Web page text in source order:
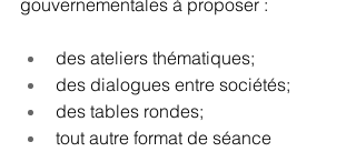
gouvernementales à proposer :
des ateliers thématiques;
des dialogues entre sociétés;
des tables rondes;
tout autre format de séance